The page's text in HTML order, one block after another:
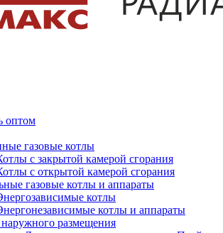
оптом
газовые котлы
с закрытой камерой сгорания
с открытой камерой сгорания
газовые котлы и аппараты
котлы
котлы и аппараты
размещения